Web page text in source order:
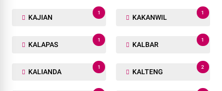
KAJIAN
1
KAKANWIL
1
KALAPAS
1
KALBAR
1
KALIANDA
1
KALTENG
2